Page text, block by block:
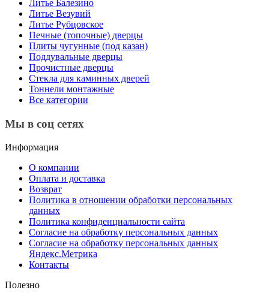
Литье Балезино
Литье Везувий
Литье Рубцовское
Печные (топочные) дверцы
Плиты чугунные (под казан)
Поддувальные дверцы
Прочистные дверцы
Стекла для каминных дверей
Тоннели монтажные
Все категории
Мы в соц сетях
Информация
О компании
Оплата и доставка
Возврат
Политика в отношении обработки персональных
данных
Политика конфиденциальности сайта
Согласие на обработку персональных данных
Согласие на обработку персональных данных
Яндекс.Метрика
Контакты
Полезно